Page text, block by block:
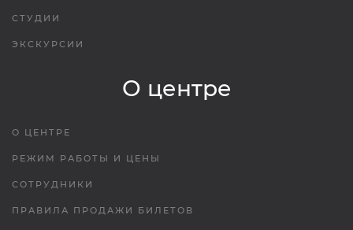
СТУДИИ
ЭКСКУРСИИ
О центре
О ЦЕНТРЕ
РЕЖИМ РАБОТЫ И ЦЕНЫ
СОТРУДНИКИ
ПРАВИЛА ПРОДАЖИ БИЛЕТОВ